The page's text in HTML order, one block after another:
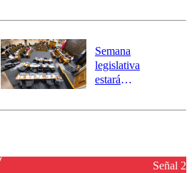
activa Alerta
Preventiva en
tres comunas
Semana
legislativa
estará
el fin de la
reconstrucciónSeñal 2